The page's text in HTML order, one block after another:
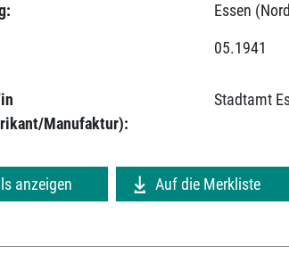
Essen
05.1941
Manufaktur):
Stadtamt
anzeigen Auf die Merkliste